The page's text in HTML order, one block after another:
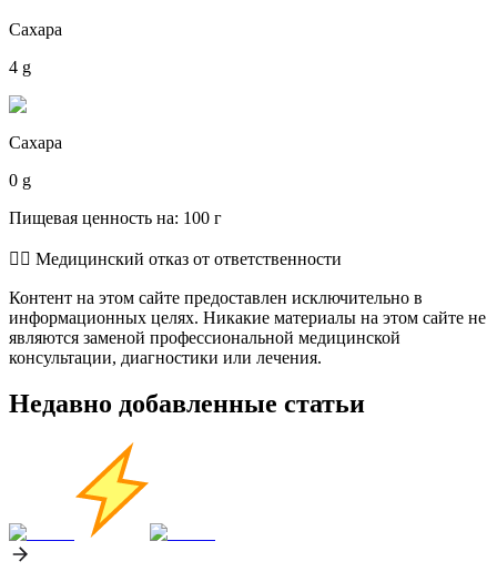
Сахара
4 g
Сахара
0 g
Пищевая ценность на: 100 г
👨‍⚕️️ Медицинский отказ от ответственности
Контент на этом сайте предоставлен исключительно в
информационных целях. Никакие материалы на этом сайте не
являются заменой профессиональной медицинской
консультации, диагностики или лечения.
Недавно добавленные статьи